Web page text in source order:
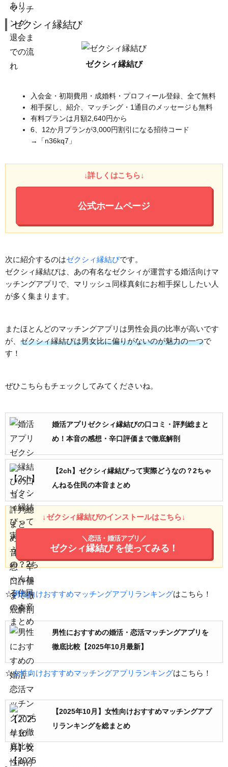
ゼクシィ縁結び
ゼクシィ縁結び
入会金・初期費用・成婚料・プロフィール登録、全て無料
相手探し、紹介、マッチング・1通目のメッセージも無料
有料プランは月額2,640円から
6、12か月プランが3,000円割引になる招待コード
→「n36kq7」
↓詳しくはこちら↓
公式ホームページ
次に紹介するのはゼクシィ縁結びです。
ゼクシィ縁結びは、あの有名なゼクシィが運営する婚活向けマ
ッチングアプリで、マリッシュ同様真剣にお相手探ししたい人
が多く集まります。
またほとんどのマッチングアプリは男性会員の比率が高いです
が、 ゼクシィ縁結びは男女比に偏りがないのが魅力の一つで
す！
ぜひこちらもチェックしてみてくださいね。
婚活アプリゼクシィ縁結びの口コミ・評判総まと
め！本音の感想・辛口評価まで徹底解剖
【2ch】ゼクシィ縁結びって実際どうなの？2ちゃ
んねる住民の本音まとめ
↓ゼクシィ縁結びのインストールはこちら↓
＼恋活・婚活アプリ／
ゼクシィ縁結び を使ってみる！
☆男性向けおすすめマッチングアプリランキングはこちら！
男性におすすめの婚活・恋活マッチングアプリを
徹底比較【2025年10月最新】
☆女性向けおすすめマッチングアプリランキングはこちら！
【2025年10月】女性向けおすすめマッチングアプ
リランキングを総まとめ